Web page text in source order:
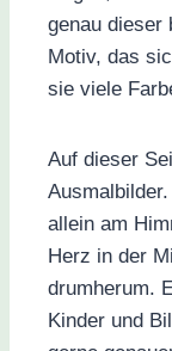
genau dieser
Motiv, das
sie viele
Auf dieser
allein am
Herz in der
drumherum.
Kinder und